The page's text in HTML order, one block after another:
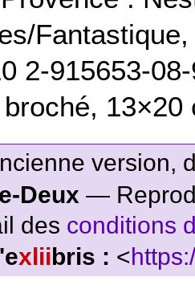
2-915653-
13×20
version,
Deux —
des conditions
xliibris : <